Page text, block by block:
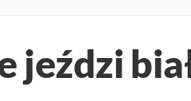
jeździ